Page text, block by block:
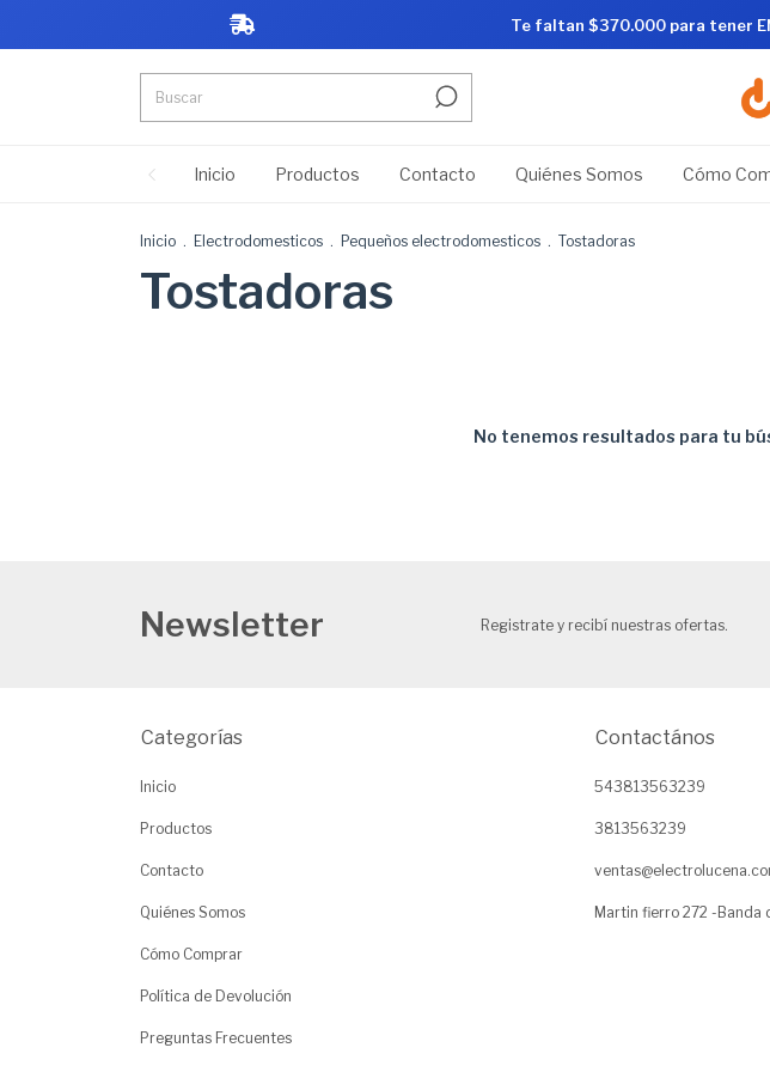
Inicio Productos Contacto Quiénes Somos Cómo
Inicio . Electrodomesticos . Pequeños electrodomesticos . Tostadoras
Tostadoras
No tenemos resultados para tu
Newsletter Registrate y recibí nuestras ofertas.
Categorías
Inicio
Productos
Contacto
Quiénes Somos
Cómo Comprar
Política de Devolución
Preguntas Frecuentes
Contactános
543813563239
3813563239
Martin fierro 272 -Banda
Te faltan $370.000 para tener